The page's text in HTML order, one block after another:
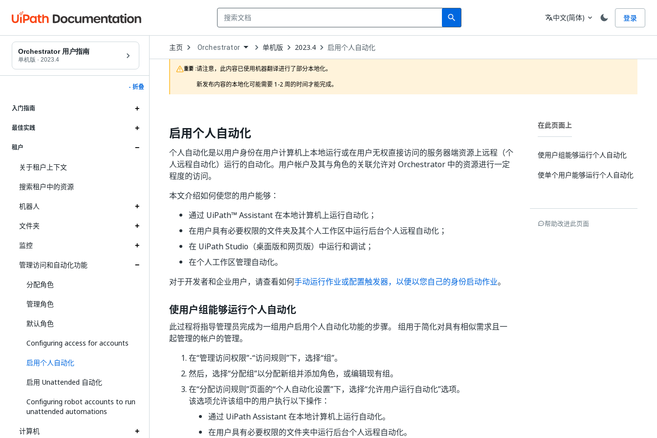
search
Search 语言
translate中文(简体) expand_more 登录
Orchestrator 用户指南
单机版 · 2023.4
- 折叠
入门指南
最佳实践
租户
关于租户上下文
搜索租户中的资源
机器人
文件夹
监控
管理访问和自动化功能
分配角色
管理角色
默认角色
Configuring access for accounts
启用个人自动化
启用 Unattended 自动化
Configuring robot accounts to run
unattended automations
计算机
主页 Open
Dropdown
to
choose
product
Orchestrator 单机版 2023.4 启用个人自动化
重要 :请注意，此内容已使用机器翻译进行了部分本地化。
新发布内容的本地化可能需要 1-2 周的时间才能完成。
启用个人自动化
个人自动化是以用户身份在用户计算机上本地运行或在用户无权直接访问的服务器端资源上远程（个
人远程自动化）运行的自动化。用户帐户及其与角色的关联允许对 Orchestrator 中的资源进行一定
程度的访问。
本文介绍如何使您的用户能够：
通过 UiPath™ Assistant 在本地计算机上运行自动化；
在用户具有必要权限的文件夹及其个人工作区中运行后台个人远程自动化；
在 UiPath Studio（桌面版和网页版）中运行和调试；
在个人工作区管理自动化。
对于开发者和企业用户，请查看如何手动运行作业或配置触发器，以便以您自己的身份启动作业。
使用户组能够运行个人自动化
此过程将指导管理员完成为一组用户启用个人自动化功能的步骤。 组用于简化对具有相似需求且一
起管理的帐户的管理。
在“管理访问权限”-“访问规则”下，选择“组”。
然后，选择“分配组”以分配新组并添加角色，或编辑现有组。
在“分配访问规则”页面的“个人自动化设置”下，选择“允许用户运行自动化”选项。
该选项允许该组中的用户执行以下操作：
通过 UiPath Assistant 在本地计算机上运行自动化。
在用户具有必要权限的文件夹中运行后台个人远程自动化。
在此页面上
使用户组能够运行个人自动化
使单个用户能够运行个人自动化
帮助改进此页面